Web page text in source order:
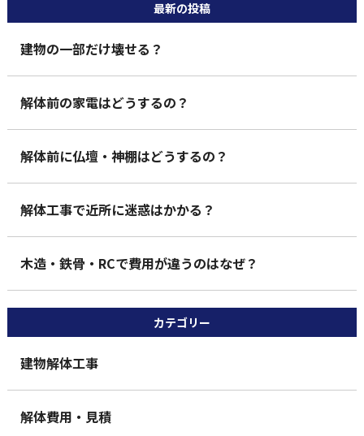
最新の投稿
建物の一部だけ壊せる？
解体前の家電はどうするの？
解体前に仏壇・神棚はどうするの？
解体工事で近所に迷惑はかかる？
木造・鉄骨・RCで費用が違うのはなぜ？
カテゴリー
建物解体工事
解体費用・見積